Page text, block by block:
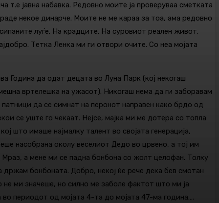
јавна набавка. Редовно моите ја проверуваа сметката
некое динарче. Моите не ме караа за тоа, ама редовно
луѓе. На крадците. На суровиот реален живот.
Тетка Ленка ми ги отвори очите. Со неа мојата
Година да одат децата во Луна Парк (кој некогаш
вртелешка на ужасот). Никогаш нема да ги заборавам
да се симнат на перонот направен како брдо од
се уште го чекаат. Нејсе, мајка ми ме дотера со топла
што имаше најмалку талент во својата генерација,
насобрана околу веселиот Дедо во црвено, а тој им
а мене ми се падна бонбона со жолт целофан. Толку
бонбоната. Добро, некој ќе рече дека бев смотан
ми значеше, но силно ме заболе фактот што ми ја
периодот од мојата 4-та до мојата 47-ма година….